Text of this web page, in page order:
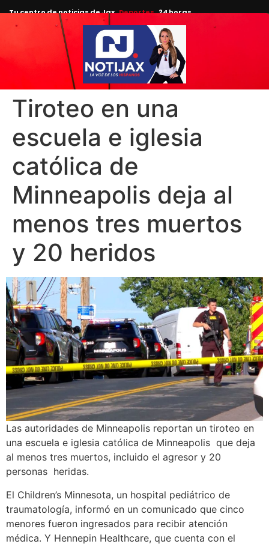
Tu centro de noticias de Jax Deportes 24 horas.
Tiroteo en una
escuela e iglesia
católica de
Minneapolis deja al
menos tres muertos
y 20 heridos
Las autoridades de Minneapolis reportan un tiroteo en
una escuela e iglesia católica de Minneapolis que deja
al menos tres muertos, incluido el agresor y 20
personas heridas.
El Children’s Minnesota, un hospital pediátrico de
traumatología, informó en un comunicado que cinco
menores fueron ingresados ​​para recibir atención
médica. Y Hennepin Healthcare, que cuenta con el